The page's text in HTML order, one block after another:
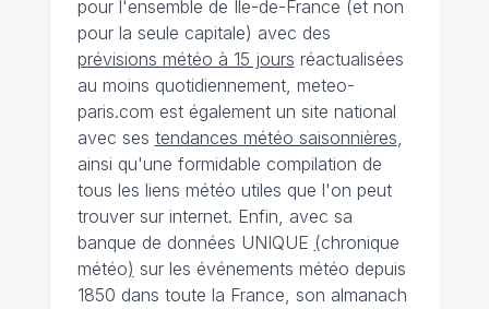
pour l'ensemble de Ile-de-France (et non
pour la seule capitale) avec des
prévisions météo à 15 jours réactualisées
au moins quotidiennement, meteo-
paris.com est également un site national
avec ses tendances météo saisonnières,
ainsi qu'une formidable compilation de
tous les liens météo utiles que l'on peut
trouver sur internet. Enfin, avec sa
banque de données UNIQUE (chronique
météo) sur les événements météo depuis
1850 dans toute la France, son almanach